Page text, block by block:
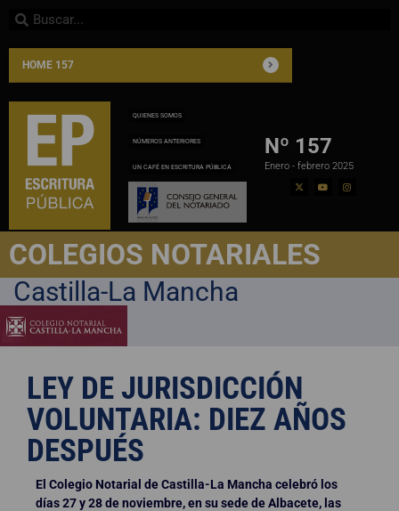
HOME 157
QUIENES SOMOS
NÚMEROS ANTERIORES
UN CAFÉ EN ESCRITURA PÚBLICA
Nº 157
Enero - febrero 2025
COLEGIOS NOTARIALES
Castilla-La Mancha
LEY DE JURISDICCIÓN
VOLUNTARIA: DIEZ AÑOS
DESPUÉS
El Colegio Notarial de Castilla-La Mancha celebró los
días 27 y 28 de noviembre, en su sede de Albacete, las